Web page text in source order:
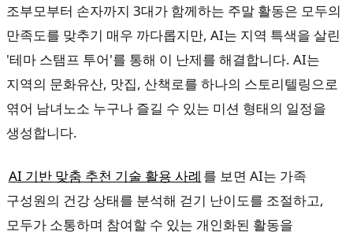
조부모부터 손자까지 3대가 함께하는 주말 활동은 모두의
만족도를 맞추기 매우 까다롭지만, AI는 지역 특색을 살린
'테마 스탬프 투어'를 통해 이 난제를 해결합니다. AI는
지역의 문화유산, 맛집, 산책로를 하나의 스토리텔링으로
엮어 남녀노소 누구나 즐길 수 있는 미션 형태의 일정을
생성합니다.
AI 기반 맞춤 추천 기술 활용 사례 를 보면 AI는 가족
구성원의 건강 상태를 분석해 걷기 난이도를 조절하고,
모두가 소통하며 참여할 수 있는 개인화된 활동을